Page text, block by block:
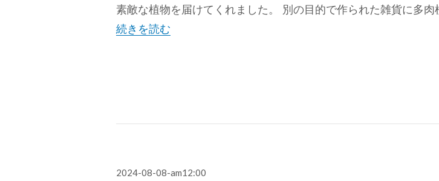
素敵な植物を届けてくれました。 別の目的で作られた雑貨に多肉
続きを読む
投
2024-08-08-am12:00